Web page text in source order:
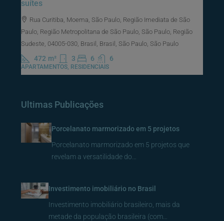
suítes
Rua Curitiba, Moema, São Paulo, Região Imediata de São
Paulo, Região Metropolitana de São Paulo, São Paulo, Região
Sudeste, 04005-030, Brasil, Brasil, São Paulo, São Paulo
472 m² 3 6 6
APARTAMENTOS, RESIDENCIAIS
Ultimas Publicações
Porcelanato marmorizado em 5 projetos
Porcelanato marmorizado em 5 projetos que
revelam a versatilidade do…
Investimento imobiliário no Brasil
Investimento imobiliário brasileiro, mais da
metade da população brasileira (com…